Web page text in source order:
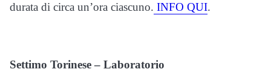
durata di circa un’ora ciascuno. INFO QUI.
Settimo Torinese – Laboratorio